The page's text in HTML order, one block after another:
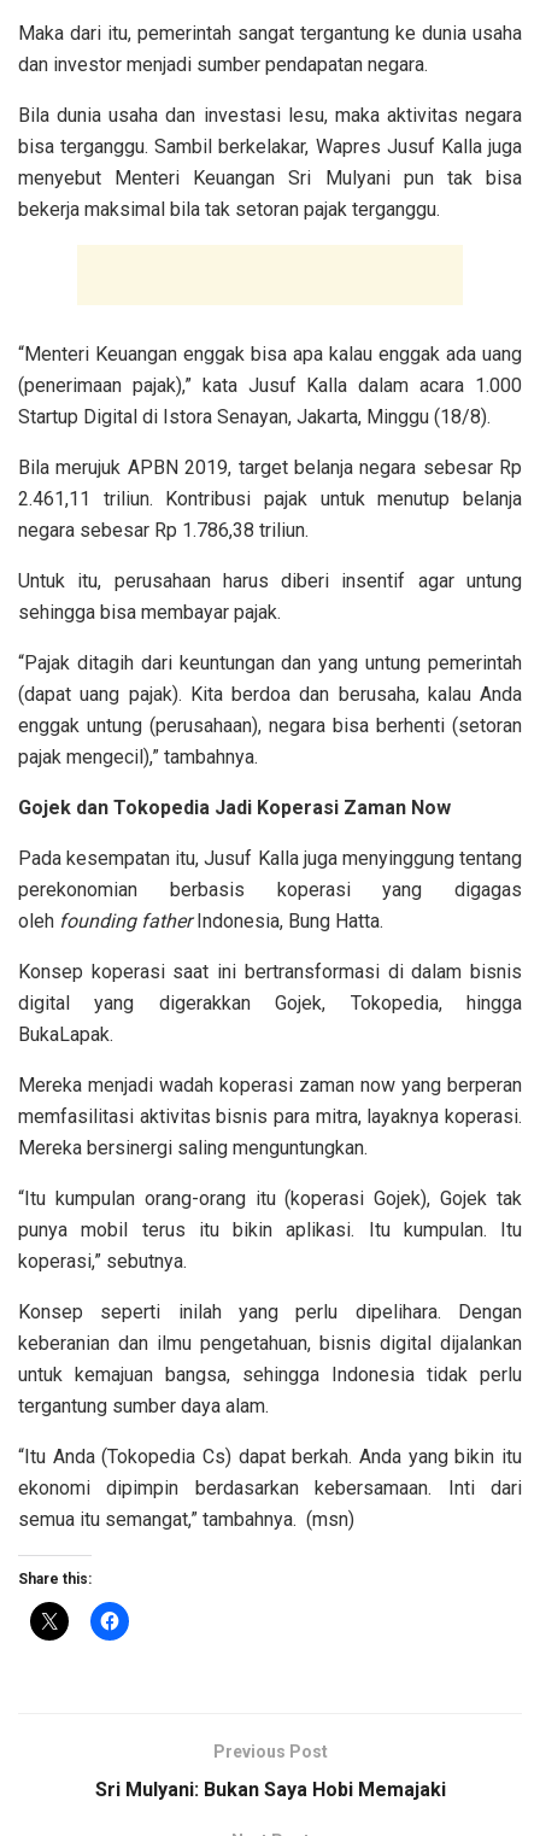
Maka dari itu, pemerintah sangat tergantung ke dunia usaha
dan investor menjadi sumber pendapatan negara.
Bila dunia usaha dan investasi lesu, maka aktivitas negara
bisa terganggu. Sambil berkelakar, Wapres Jusuf Kalla juga
menyebut Menteri Keuangan Sri Mulyani pun tak bisa
bekerja maksimal bila tak setoran pajak terganggu.
“Menteri Keuangan enggak bisa apa kalau enggak ada uang
(penerimaan pajak),” kata Jusuf Kalla dalam acara 1.000
Startup Digital di Istora Senayan, Jakarta, Minggu (18/8).
Bila merujuk APBN 2019, target belanja negara sebesar Rp
2.461,11 triliun. Kontribusi pajak untuk menutup belanja
negara sebesar Rp 1.786,38 triliun.
Untuk itu, perusahaan harus diberi insentif agar untung
sehingga bisa membayar pajak.
“Pajak ditagih dari keuntungan dan yang untung pemerintah
(dapat uang pajak). Kita berdoa dan berusaha, kalau Anda
enggak untung (perusahaan), negara bisa berhenti (setoran
pajak mengecil),” tambahnya.
Gojek dan Tokopedia Jadi Koperasi Zaman Now
Pada kesempatan itu, Jusuf Kalla juga menyinggung tentang
perekonomian berbasis koperasi yang digagas
oleh founding fatherIndonesia, Bung Hatta.
Konsep koperasi saat ini bertransformasi di dalam bisnis
digital yang digerakkan Gojek, Tokopedia, hingga
BukaLapak.
Mereka menjadi wadah koperasi zaman now yang berperan
memfasilitasi aktivitas bisnis para mitra, layaknya koperasi.
Mereka bersinergi saling menguntungkan.
“Itu kumpulan orang-orang itu (koperasi Gojek), Gojek tak
punya mobil terus itu bikin aplikasi. Itu kumpulan. Itu
koperasi,” sebutnya.
Konsep seperti inilah yang perlu dipelihara. Dengan
keberanian dan ilmu pengetahuan, bisnis digital dijalankan
untuk kemajuan bangsa, sehingga Indonesia tidak perlu
tergantung sumber daya alam.
“Itu Anda (Tokopedia Cs) dapat berkah. Anda yang bikin itu
ekonomi dipimpin berdasarkan kebersamaan. Inti dari
semua itu semangat,” tambahnya. (msn)
Share this:
Previous Post
Sri Mulyani: Bukan Saya Hobi Memajaki